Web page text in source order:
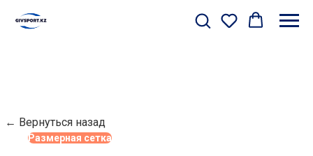
← Вернуться назад
Размерная сетка